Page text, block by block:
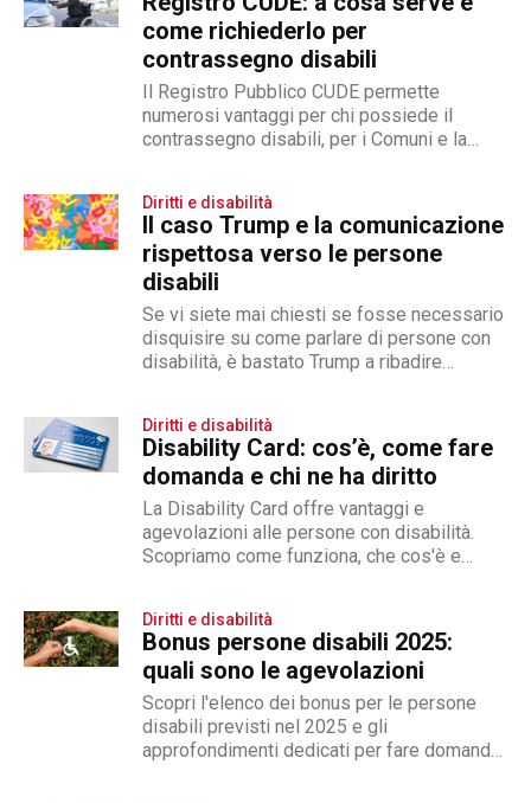
come richiederlo per
contrassegno disabili
Il Registro Pubblico CUDE permette
numerosi vantaggi per chi possiede il
contrassegno disabili, per i Comuni e la
Diritti e disabilità
Il caso Trump e la comunicazione
rispettosa verso le persone
disabili
Se vi siete mai chiesti se fosse necessario
disquisire su come parlare di persone con
disabilità, è bastato Trump a ribadire
Diritti e disabilità
Disability Card: cos’è, come fare
domanda e chi ne ha diritto
La Disability Card offre vantaggi e
agevolazioni alle persone con disabilità.
Scopriamo come funziona, che cos'è e
Diritti e disabilità
Bonus persone disabili 2025:
quali sono le agevolazioni
Scopri l'elenco dei bonus per le persone
disabili previsti nel 2025 e gli
approfondimenti dedicati per fare domanda